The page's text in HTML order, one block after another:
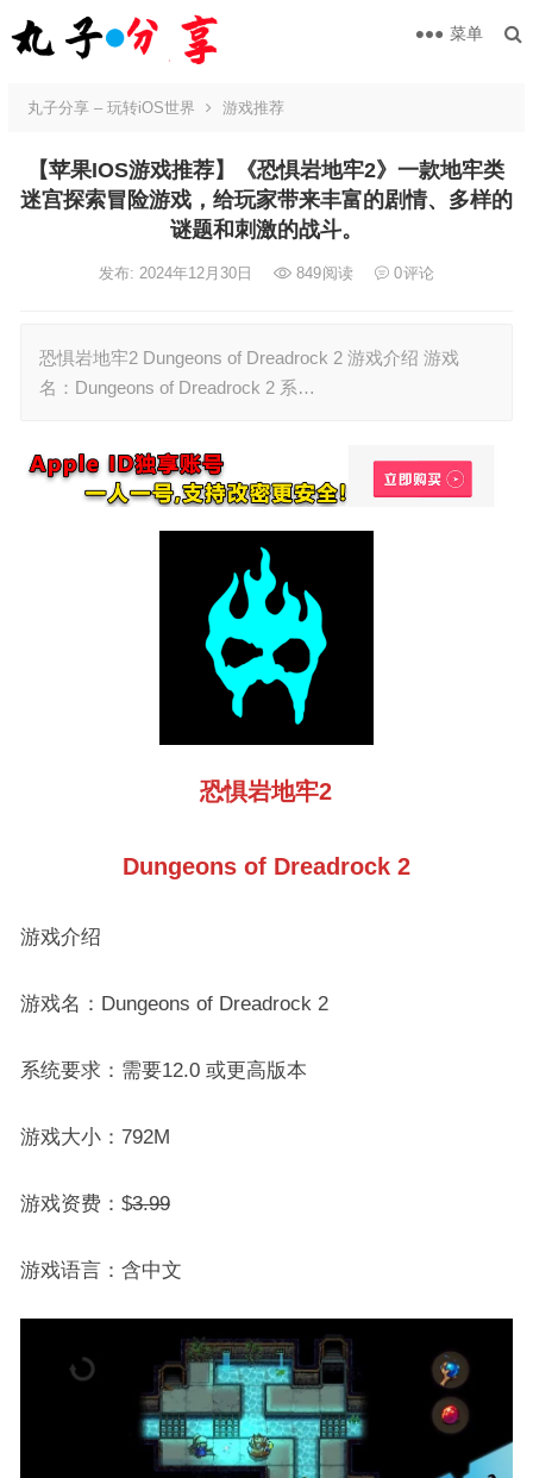
菜单
丸子分享 – 玩转iOS世界 游戏推荐
【苹果IOS游戏推荐】《恐惧岩地牢2》一款地牢类
迷宫探索冒险游戏，给玩家带来丰富的剧情、多样的
谜题和刺激的战斗。
发布: 2024年12月30日 849阅读 0评论
恐惧岩地牢2 Dungeons of Dreadrock 2 游戏介绍 游戏
名：Dungeons of Dreadrock 2 系…
恐惧岩地牢2
Dungeons of Dreadrock 2
游戏介绍
游戏名：Dungeons of Dreadrock 2
系统要求：需要12.0 或更高版本
游戏大小：792M
游戏资费：$3.99
游戏语言：含中文